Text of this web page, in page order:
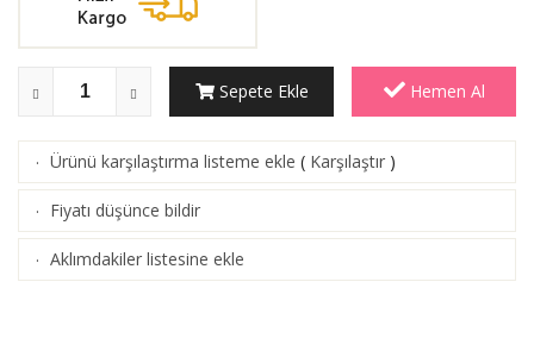
Sepete Ekle Hemen Al
· Ürünü karşılaştırma listeme ekle ( Karşılaştır )
· Fiyatı düşünce bildir
· Aklımdakiler listesine ekle